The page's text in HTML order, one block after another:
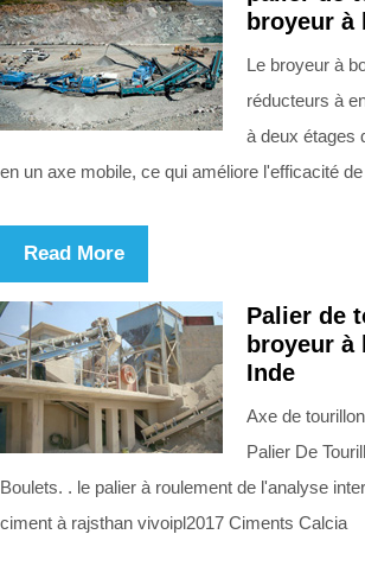
broyeur à
Le broyeur à
réducteurs à
à deux étages
en un axe mobile, ce qui améliore l'efficacité
Read More
Palier de
broyeur à
Inde
Axe de
Palier De
Boulets. . le palier à roulement de l'analyse
ciment à rajsthan vivoipl2017 Ciments Calcia